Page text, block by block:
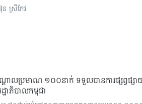
ន ស្រីកែវ
តាលប្រមាណ ១០០នាក់ ទទួលបានការផ្សព្វផ្ស
ាភិបាលកម្ពុជា